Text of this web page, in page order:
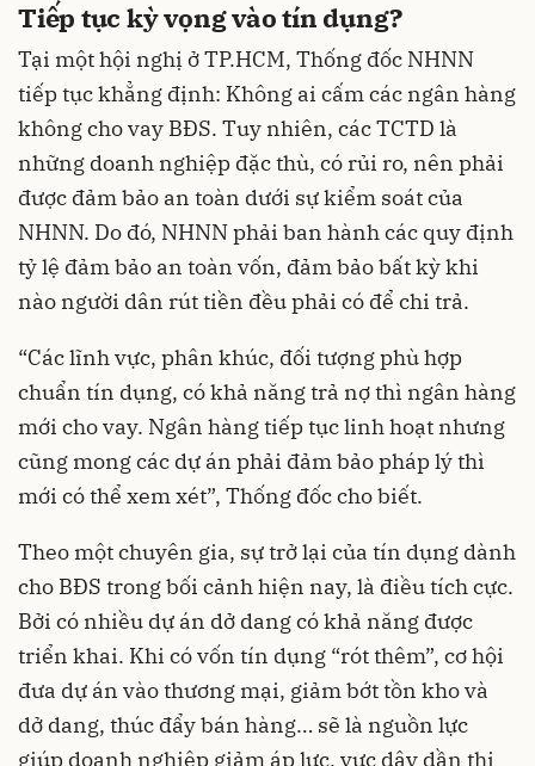
Tiếp tục kỳ vọng vào tín dụng?
Tại một hội nghị ở TP.HCM, Thống đốc NHNN
tiếp tục khẳng định: Không ai cấm các ngân hàng
không cho vay BĐS. Tuy nhiên, các TCTD là
những doanh nghiệp đặc thù, có rủi ro, nên phải
được đảm bảo an toàn dưới sự kiểm soát của
NHNN. Do đó, NHNNphải ban hành các quy định
tỷ lệ đảm bảo an toàn vốn, đảm bảo bất kỳ khi
nào người dân rút tiền đều phải có để chi trả.
“Các lĩnh vực, phân khúc, đối tượng phù hợp
chuẩn tín dụng, có khả năng trả nợ thì ngân hàng
mới cho vay. Ngân hàng tiếp tục linh hoạt nhưng
cũng mong các dự án phải đảm bảo pháp lý thì
mới có thể xem xét”, Thống đốc cho biết.
Theo một chuyên gia, sự trở lại của tín dụng dành
cho BĐS trong bối cảnh hiện nay, là điều tích cực.
Bởi có nhiều dự án dở dang có khả năng được
triển khai. Khi có vốn tín dụng “rót thêm”, cơ hội
đưa dự án vào thương mại, giảm bớt tồn kho và
dở dang, thúc đẩy bán hàng… sẽ là nguồn lực
giúp doanh nghiệp giảm áp lực, vực dậy dần thị